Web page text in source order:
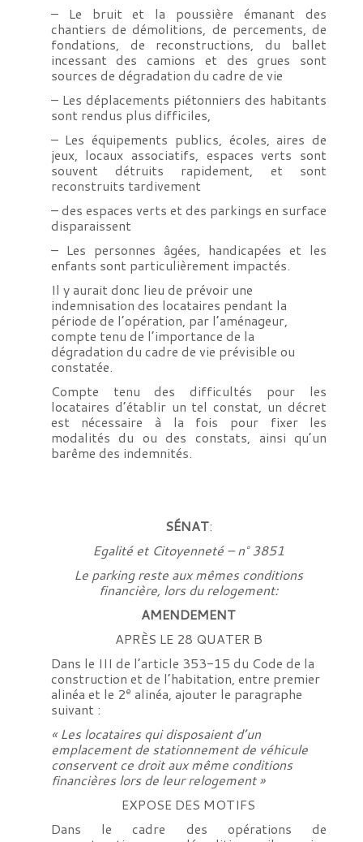
– Le bruit et la poussière émanant des
chantiers de démolitions, de percements, de
fondations, de reconstructions, du ballet
incessant des camions et des grues sont
sources de dégradation du cadre de vie
– Les déplacements piétonniers des habitants
sont rendus plus difficiles,
– Les équipements publics, écoles, aires de
jeux, locaux associatifs, espaces verts sont
souvent détruits rapidement, et sont
reconstruits tardivement
– des espaces verts et des parkings en surface
disparaissent
– Les personnes âgées, handicapées et les
enfants sont particulièrement impactés.
Il y aurait donc lieu de prévoir une
indemnisation des locataires pendant la
période de l’opération, par l’aménageur,
compte tenu de l’importance de la
dégradation du cadre de vie prévisible ou
constatée.
Compte tenu des difficultés pour les
locataires d’établir un tel constat, un décret
est nécessaire à la fois pour fixer les
modalités du ou des constats, ainsi qu’un
barême des indemnités.
SÉNAT:
Egalité et Citoyenneté – n° 3851
Le parking reste aux mêmes conditions
financière, lors du relogement:
AMENDEMENT
APRÈS LE 28 QUATER B
Dans le III de l’article 353-15 du Code de la
construction et de l’habitation, entre premier
alinéa et le 2e alinéa, ajouter le paragraphe
suivant :
« Les locataires qui disposaient d’un
emplacement de stationnement de véhicule
conservent ce droit aux même conditions
financières lors de leur relogement »
EXPOSE DES MOTIFS
Dans le cadre des opérations de